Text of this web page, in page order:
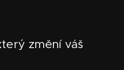
změní váš